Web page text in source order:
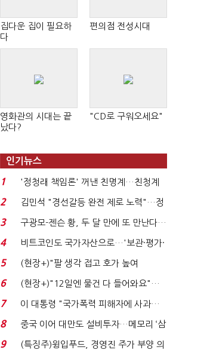
집다운 집이 필요하
다
편의점 전성시대
영화관의 시대는 끝
났다?
"CD로 구워오세요"
인기뉴스
1
'정청래 책임론' 꺼낸 친명계…친청계
는 추가투표 때리기...
2
김민석 "경선갈등 완전 제로 노력"…정
청래 "반명 공세 사...
3
구광모-젠슨 황, 두 달 만에 또 만난다…
로봇·AI 등 논...
4
비트코인도 국가자산으로…'보관·평가·
처분' 기준은 ...
5
(현장+)"팔 생각 접고 호가 높여
요"…'덜 똘똘한 한 채' 20...
6
(현장+)"12일엔 물건 다 들어와요"…
빈 매대 채우며 문 연 ...
7
이 대통령 "국가폭력 피해자에 사과…
적극적 조사로 진...
8
중국 이어 대만도 설비투자…메모리 ‘삼
국전쟁’
9
(특징주)윙입푸드, 경영진 주가 부양 의